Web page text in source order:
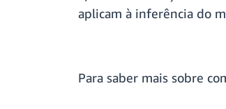
aplicam à inferência do
Para saber mais sobre